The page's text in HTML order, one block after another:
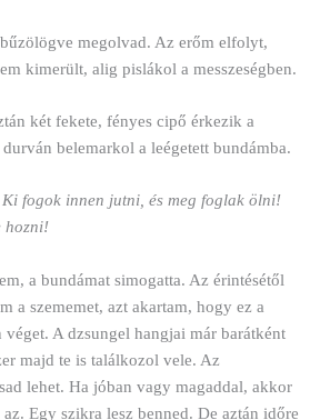
megolvad. Az erőm elfolyt,
kimerült, alig pislákol a messzeségben.
két fekete, fényes cipő érkezik a
belemarkol a leégetett bundámba.
fogok innen jutni, és meg foglak ölni!
hozni!
a bundámat simogatta. Az érintésétől
a szememet, azt akartam, hogy ez a
véget. A dzsungel hangjai már barátként
majd te is találkozol vele. Az
lehet. Ha jóban vagy magaddal, akkor
Egy szikra lesz benned. De aztán időre